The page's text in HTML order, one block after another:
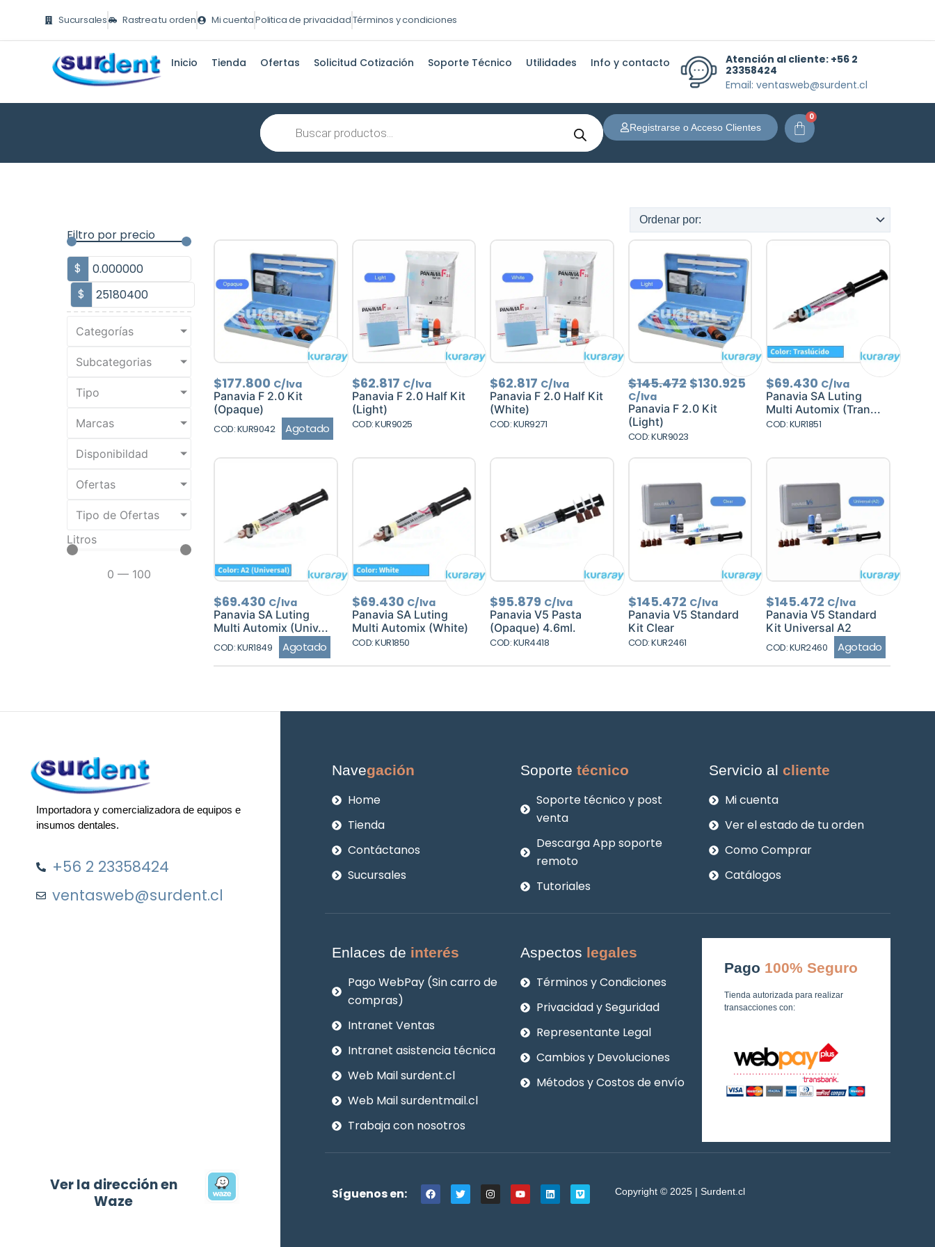
contenido
Sucursales Rastrea tu orden Mi cuentaPolitica de privacidadTérminos y condiciones
Inicio Tienda Ofertas Solicitud Cotización Soporte Técnico Utilidades Info y contacto Atención al cliente: +56 2
23358424
Email: ventasweb@surdent.cl
Búsqueda
de
productos
Registrarse o Acceso Clientes
0
Carrito
Filtro por precio
$
$
Categorías
Subcategorias
Tipo
Marcas
Disponibildad
Ofertas
Tipo de Ofertas
Litros
0— 100
$177.800 C/Iva
Panavia F 2.0 Kit
(Opaque)
COD: KUR9042 Agotado
$62.817 C/Iva
Panavia F 2.0 Half Kit
(Light)
COD: KUR9025
$62.817 C/Iva
Panavia F 2.0 Half Kit
(White)
COD: KUR9271
$145.472 El
original
$130.925El
precio
actual
$130.925.
C/Iva
Panavia F 2.0 Kit
(Light)
COD: KUR9023
$69.430 C/Iva
Panavia SA Luting
Multi Automix (Tran...
COD: KUR1851
$69.430 C/Iva
Panavia SA Luting
Multi Automix (Univ...
COD: KUR1849 Agotado
$69.430 C/Iva
Panavia SA Luting
Multi Automix (White)
COD: KUR1850
$95.879 C/Iva
Panavia V5 Pasta
(Opaque) 4.6ml.
COD: KUR4418
$145.472 C/Iva
Panavia V5 Standard
Kit Clear
COD: KUR2461
$145.472 C/Iva
Panavia V5 Standard
Kit Universal A2
COD: KUR2460 Agotado
Importadora y comercializadora de equipos e
insumos dentales.
+56 2 23358424
ventasweb@surdent.cl
Ver la dirección en
Waze
Navegación
Home
Tienda
Contáctanos
Sucursales
Soportetécnico
Soporte técnico y post
venta
Descarga App soporte
remoto
Tutoriales
Servicio alcliente
Mi cuenta
Ver el estado de tu orden
Como Comprar
Catálogos
Enlaces de interés
Pago WebPay (Sin carro de
compras)
Intranet Ventas
Intranet asistencia técnica
Web Mail surdent.cl
Web Mail surdentmail.cl
Trabaja con nosotros
Aspectos legales
Términos y Condiciones
Privacidad y Seguridad
Representante Legal
Cambios y Devoluciones
Métodos y Costos de envío
Pago 100% Seguro
Tienda autorizada para realizar
transacciones con:
Síguenos en:
F
a
c
T
w
i
I
n
s
Y
o
u
L
i
n
V
i
m
Copyright © 2025 | Surdent.cl